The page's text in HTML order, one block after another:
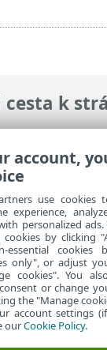
cesta k
>
On-Prem >
ako na
ESET
account,
use cookies
experience,
personalized
by clicking
essential cookies
only", or adjust
cookies". You
or change
the "Manage
account settings
ourCookie Policy.